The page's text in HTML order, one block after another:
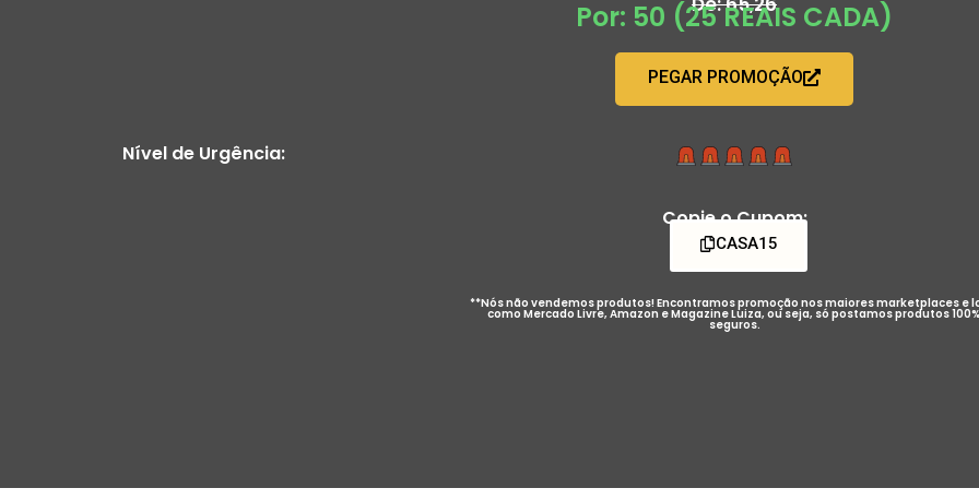
Por: 50 (25 REAIS CADA)
PEGAR PROMOÇÃO
Nível de Urgência:
Copie o Cupom:
CASA15
**Nós não vendemos produtos! Encontramos promoção nos maiores marketplaces e
como Mercado Livre, Amazon e Magazine Luiza, ou seja, só postamos produtos 100%
seguros.